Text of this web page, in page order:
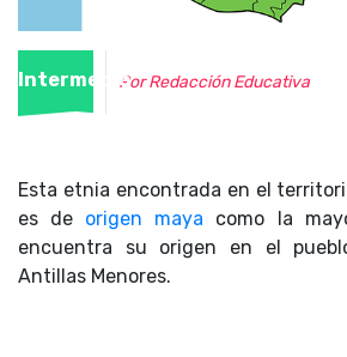
IntermedioPor Redacción Educativa
Esta etnia encontrada en el
es de origen maya como la
encuentra su origen en el
Antillas Menores.